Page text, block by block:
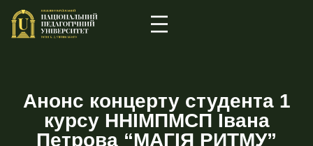
Анонс концерту студента 1
курсу ННІМПМСП Івана
Петрова “МАГІЯ РИТМУ”